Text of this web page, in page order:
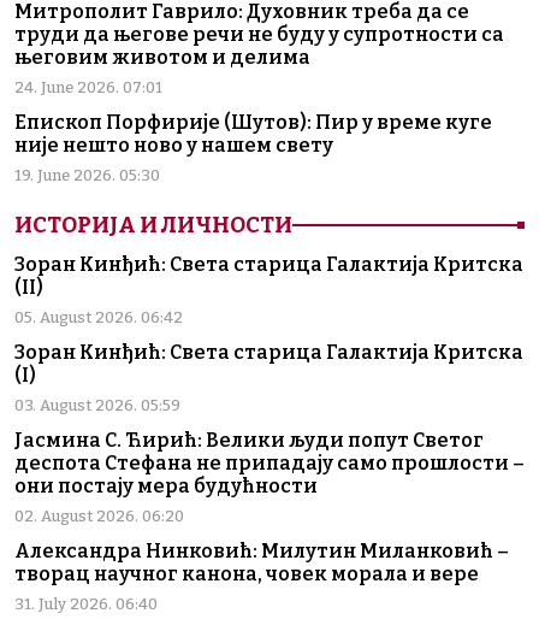
Митрополит Гаврило: Духовник треба да се
труди да његове речи не буду у супротности са
његовим животом и делима
24. June 2026. 07:01
Епископ Порфирије (Шутов): Пир у време куге
није нешто ново у нашем свету
19. June 2026. 05:30
ИСТОРИЈА И ЛИЧНОСТИ
Зоран Кинђић: Света старица Галактија Критска
(II)
05. August 2026. 06:42
Зоран Кинђић: Света старица Галактија Критска
(I)
03. August 2026. 05:59
Јасмина С. Ћирић: Велики људи попут Светог
деспота Стефана не припадају само прошлости –
они постају мера будућности
02. August 2026. 06:20
Александра Нинковић: Милутин Миланковић –
творац научног канона, човек морала и вере
31. July 2026. 06:40